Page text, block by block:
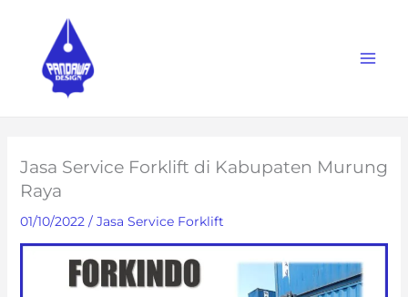
content
Jasa Service Forklift di Kabupaten Murung
Raya
01/10/2022 / Jasa Service Forklift